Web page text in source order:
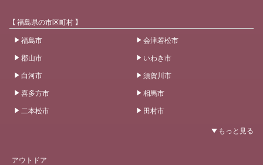
【 福島県の市区町村 】
福島市
会津若松市
郡山市
いわき市
白河市
須賀川市
喜多方市
相馬市
二本松市
田村市
アウトドア